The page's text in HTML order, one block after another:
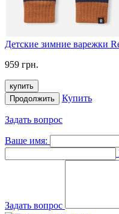
Детские зимние варежки
959 грн.
купить
Продолжить
Купить
Задать вопрос
Ваше имя:
Задать вопрос